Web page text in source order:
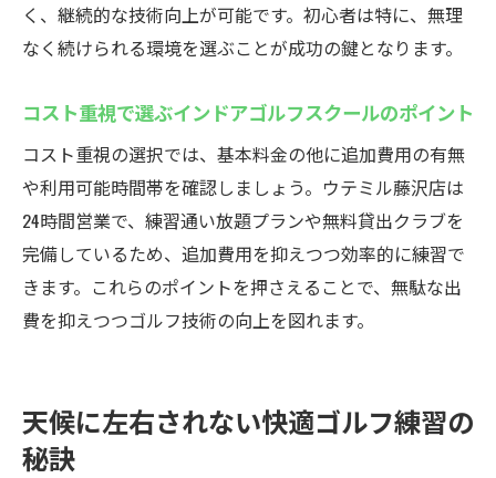
く、継続的な技術向上が可能です。初心者は特に、無理
なく続けられる環境を選ぶことが成功の鍵となります。
コスト重視で選ぶインドアゴルフスクールのポイント
コスト重視の選択では、基本料金の他に追加費用の有無
や利用可能時間帯を確認しましょう。ウテミル藤沢店は
24時間営業で、練習通い放題プランや無料貸出クラブを
完備しているため、追加費用を抑えつつ効率的に練習で
きます。これらのポイントを押さえることで、無駄な出
費を抑えつつゴルフ技術の向上を図れます。
天候に左右されない快適ゴルフ練習の
秘訣